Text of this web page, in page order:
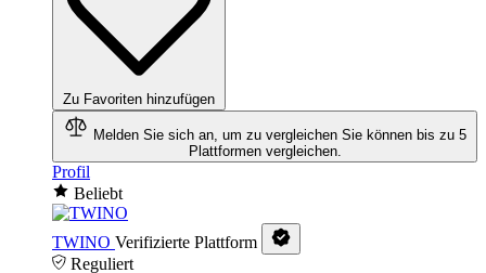
Zu Favoriten hinzufügen
Melden Sie sich an, um zu vergleichen Sie können bis zu 5
Plattformen vergleichen.
Profil
Beliebt
TWINO Verifizierte Plattform
Reguliert